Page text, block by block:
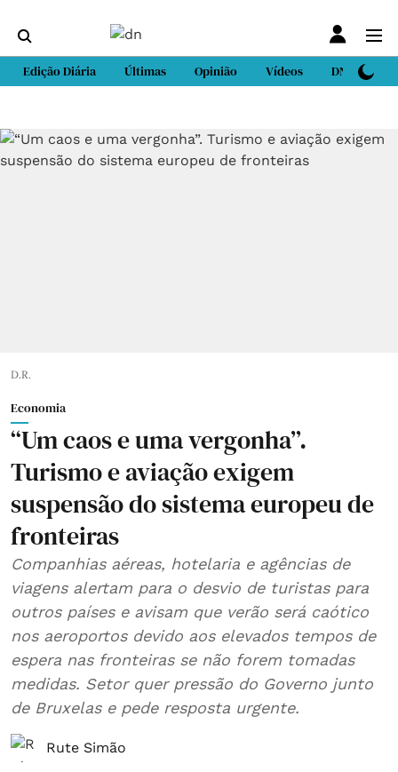
Edição Diária Últimas Opinião Vídeos DN Sport
D.R.
Economia
“Um caos e uma vergonha”.
Turismo e aviação exigem
suspensão do sistema europeu de
fronteiras
Companhias aéreas, hotelaria e agências de
viagens alertam para o desvio de turistas para
outros países e avisam que verão será caótico
nos aeroportos devido aos elevados tempos de
espera nas fronteiras se não forem tomadas
medidas. Setor quer pressão do Governo junto
de Bruxelas e pede resposta urgente.
Rute Simão